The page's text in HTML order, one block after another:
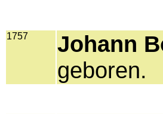
1757 Johann
geboren.